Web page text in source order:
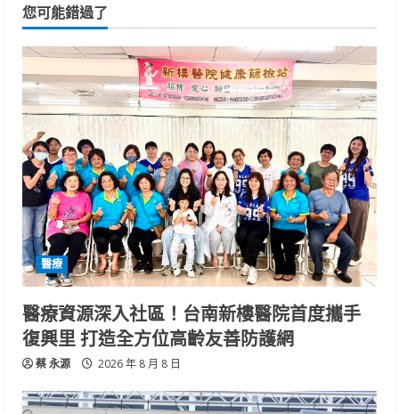
您可能錯過了
醫療
醫療資源深入社區！台南新樓醫院首度攜手
復興里 打造全方位高齡友善防護網
蔡 永源 2026 年 8 月 8 日